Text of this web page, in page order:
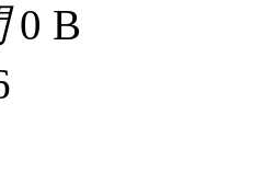
0 B